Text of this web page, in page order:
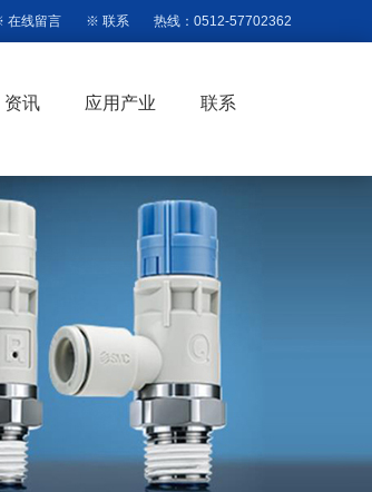
在线留言 ※ 联系 热线：0512-57702362
资讯 应用产业 联系